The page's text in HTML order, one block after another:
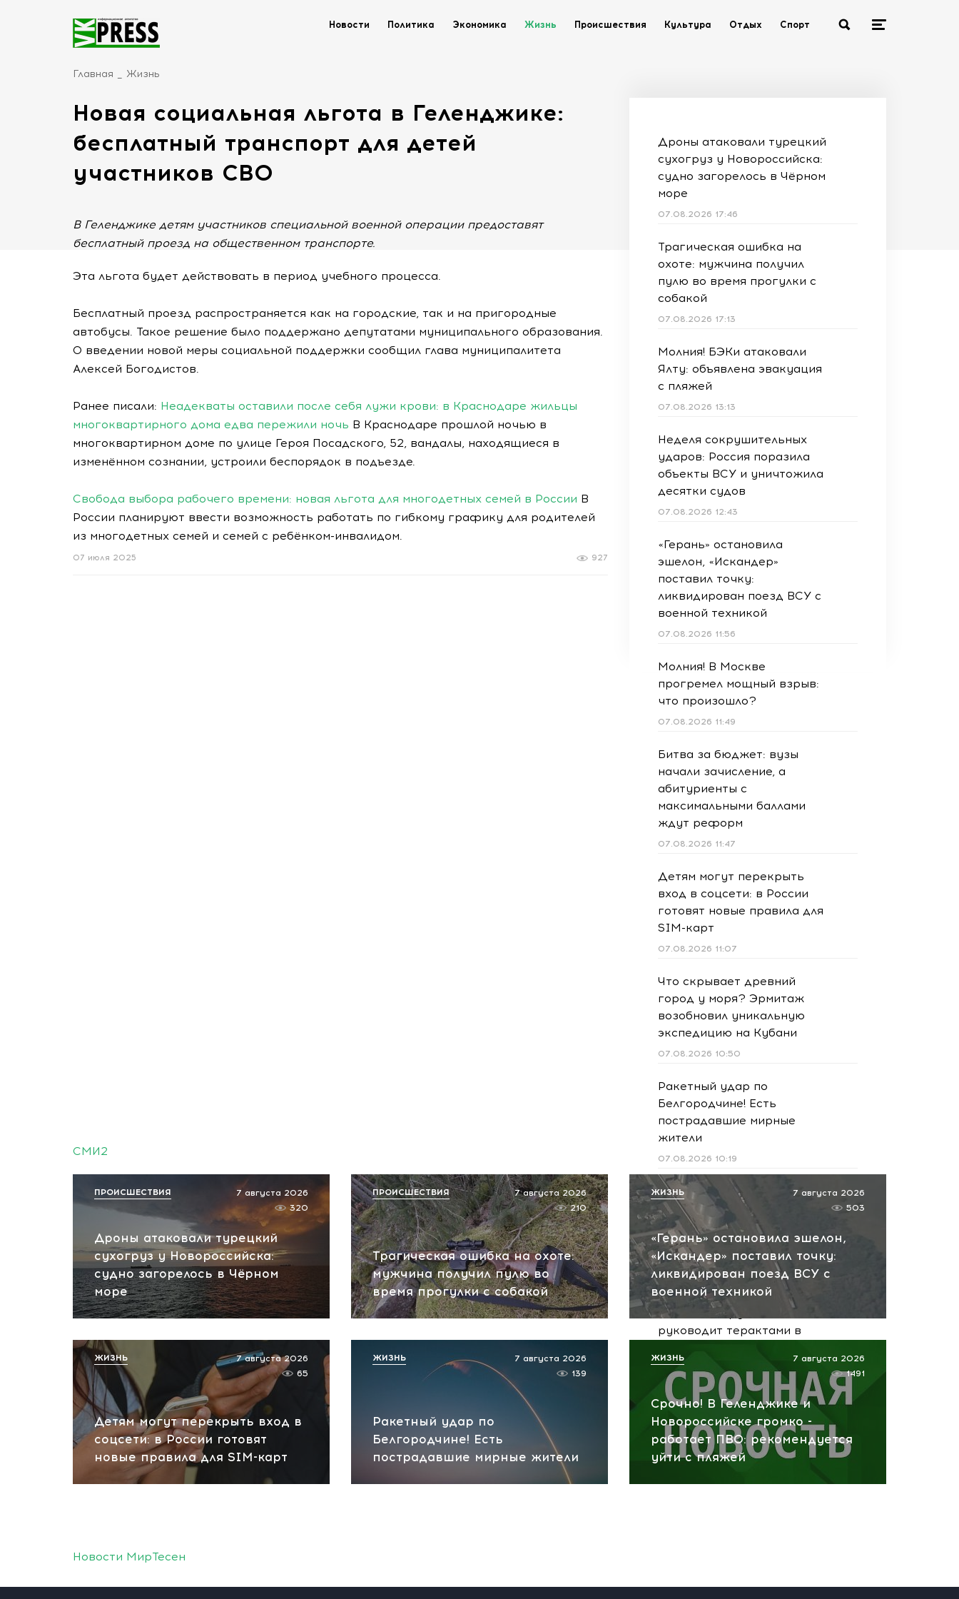
Новости Политика Экономика Жизнь Происшествия Культура Отдых Спорт
Главная Жизнь
Новая социальная льгота в Геленджике:
бесплатный транспорт для детей
участников СВО
В Геленджике детям участников специальной военной операции предоставят
бесплатный проезд на общественном транспорте.
Эта льгота будет действовать в период учебного процесса.
Бесплатный проезд распространяется как на городские, так и на пригородные
автобусы. Такое решение было поддержано депутатами муниципального образования.
О введении новой меры социальной поддержки сообщил глава муниципалитета
Алексей Богодистов.
Ранее писали: Неадекваты оставили после себя лужи крови: в Краснодаре жильцы
многоквартирного дома едва пережили ночь В Краснодаре прошлой ночью в
многоквартирном доме по улице Героя Посадского, 52, вандалы, находящиеся в
изменённом сознании, устроили беспорядок в подъезде.
Свобода выбора рабочего времени: новая льгота для многодетных семей в России В
России планируют ввести возможность работать по гибкому графику для родителей
из многодетных семей и семей с ребёнком-инвалидом.
927
07 июля 2025
Дроны атаковали турецкий
сухогруз у Новороссийска:
судно загорелось в Чёрном
море
07.08.2026 17:46
Трагическая ошибка на
охоте: мужчина получил
пулю во время прогулки с
собакой
07.08.2026 17:13
Молния! БЭКи атаковали
Ялту: объявлена эвакуация
с пляжей
07.08.2026 13:13
Неделя сокрушительных
ударов: Россия поразила
объекты ВСУ и уничтожила
десятки судов
07.08.2026 12:43
«Герань» остановила
эшелон, «Искандер»
поставил точку:
ликвидирован поезд ВСУ с
военной техникой
07.08.2026 11:56
Молния! В Москве
прогремел мощный взрыв:
что произошло?
07.08.2026 11:49
Битва за бюджет: вузы
начали зачисление, а
абитуриенты с
максимальными баллами
ждут реформ
07.08.2026 11:47
Детям могут перекрыть
вход в соцсети: в России
готовят новые правила для
SIM-карт
07.08.2026 11:07
Что скрывает древний
город у моря? Эрмитаж
возобновил уникальную
экспедицию на Кубани
07.08.2026 10:50
Ракетный удар по
Белгородчине! Есть
пострадавшие мирные
жители
07.08.2026 10:19
Срочно! В Геленджике и
Новороссийске громко -
работает ПВО:
рекомендуется уйти с
пляжей
07.08.2026 10:13
НАТО планирует и
руководит терактами в
заявление хакеров
07.08.2026 10:07
СМИ2
Дроны атаковали турецкий
сухогруз у Новороссийска:
судно загорелось в Чёрном
море
7 августа 2026
320
ПРОИСШЕСТВИЯ
Трагическая ошибка на охоте:
мужчина получил пулю во
время прогулки с собакой
7 августа 2026
210
ПРОИСШЕСТВИЯ
«Герань» остановила эшелон,
«Искандер» поставил точку:
ликвидирован поезд ВСУ с
военной техникой
7 августа 2026
503
ЖИЗНЬ
Детям могут перекрыть вход в
соцсети: в России готовят
новые правила для SIM-карт
7 августа 2026
65
ЖИЗНЬ
Ракетный удар по
Белгородчине! Есть
пострадавшие мирные жители
7 августа 2026
139
ЖИЗНЬ
Срочно! В Геленджике и
Новороссийске громко -
работает ПВО: рекомендуется
уйти с пляжей
7 августа 2026
1491
ЖИЗНЬ
Новости МирТесен